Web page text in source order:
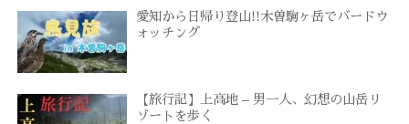
愛知から日帰り登山!!木曽駒ヶ岳でバードウ
ォッチング
【旅行記】上高地 – 男一人、幻想の山岳リ
ゾートを歩く